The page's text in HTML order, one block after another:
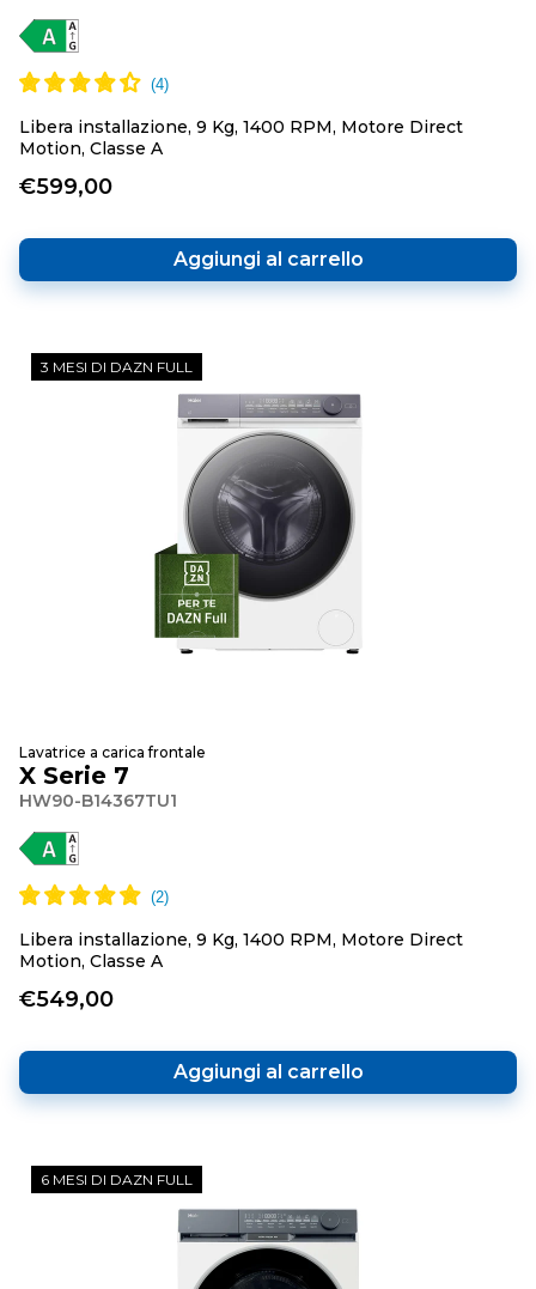
Libera installazione, 9 Kg, 1400 RPM, Motore Direct
Motion, Classe A
€599,00
Aggiungi al carrello
3 MESI DI DAZN FULL
Lavatrice a carica frontale
X Serie 7
HW90-B14367TU1
Libera installazione, 9 Kg, 1400 RPM, Motore Direct
Motion, Classe A
€549,00
Aggiungi al carrello
6 MESI DI DAZN FULL